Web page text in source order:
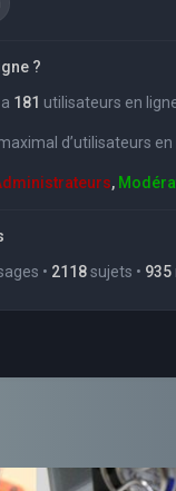
?
181 utilisateurs en
d’utilisateurs
,
• 2118sujets • 935